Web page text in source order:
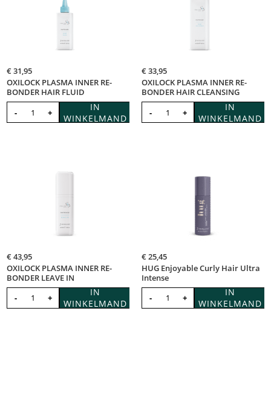
OXILOCK PLASMA INNER RE-
BONDER HAIR FLUID
€31,95
- +
IN
WINKELMAND
OXILOCK PLASMA INNER RE-
BONDER HAIR CLEANSING
€33,95
- +
IN
WINKELMAND
OXILOCK PLASMA INNER RE-
BONDER LEAVE IN
€43,95
- +
IN
WINKELMAND
HUG Enjoyable Curly Hair Ultra
Intense
€25,45
- +
IN
WINKELMAND